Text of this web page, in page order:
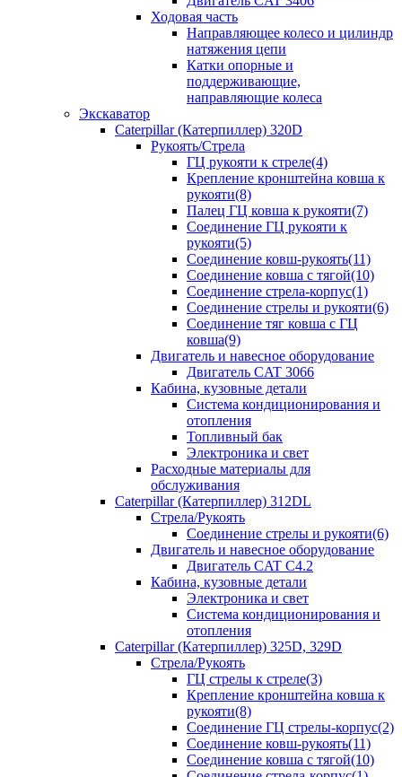
Ходовая часть
Направляющее колесо и цилиндр
натяжения цепи
Катки опорные и
поддерживающие,
направляющие колеса
Экскаватор
Caterpillar (Катерпиллер) 320D
Рукоять/Стрела
ГЦ рукояти к стреле(4)
Крепление кронштейна ковша к
рукояти(8)
Палец ГЦ ковша к рукояти(7)
Соединение ГЦ рукояти к
рукояти(5)
Соединение ковш-рукоять(11)
Соединение ковша с тягой(10)
Соединение стрела-корпус(1)
Соединение стрелы и рукояти(6)
Соединение тяг ковша с ГЦ
ковша(9)
Двигатель и навесное оборудование
Двигатель CAT 3066
Кабина, кузовные детали
Система кондиционирования и
отопления
Топливный бак
Электроника и свет
Расходные материалы для
обслуживания
Caterpillar (Катерпиллер) 312DL
Стрела/Рукоять
Соединение стрелы и рукояти(6)
Двигатель и навесное оборудование
Двигатель CAT С4.2
Кабина, кузовные детали
Электроника и свет
Система кондиционирования и
отопления
Caterpillar (Катерпиллер) 325D, 329D
Стрела/Рукоять
ГЦ стрелы к стреле(3)
Крепление кронштейна ковша к
рукояти(8)
Соединение ГЦ стрелы-корпус(2)
Соединение ковш-рукоять(11)
Соединение ковша с тягой(10)